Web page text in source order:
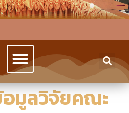
มูลวิจัยคณะ